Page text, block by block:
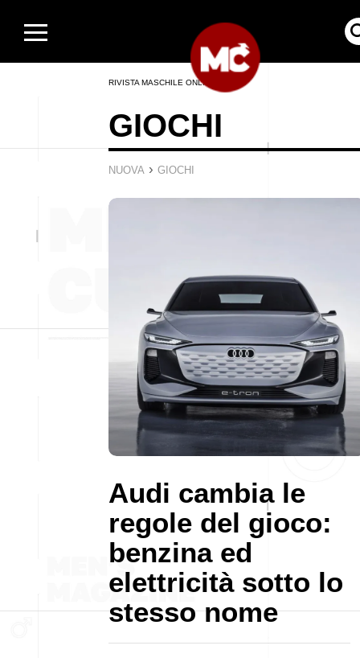
RIVISTA MASCHILE ONLINE
GIOCHI
NUOVA › GIOCHI
Audi cambia le
regole del gioco:
benzina ed
elettricità sotto lo
stesso nome